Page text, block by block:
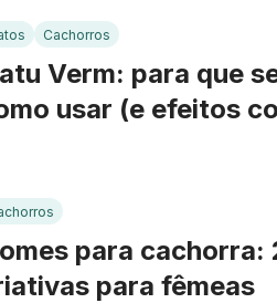
Cachorros
Verm: para que
usar (e efeitos
para cachorra:
para fêmeas